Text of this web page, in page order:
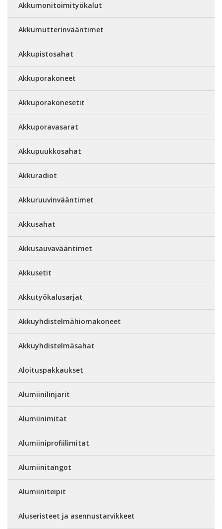
Akkumonitoimityökalut
Akkumutterinvääntimet
Akkupistosahat
Akkuporakoneet
Akkuporakonesetit
Akkuporavasarat
Akkupuukkosahat
Akkuradiot
Akkuruuvinvääntimet
Akkusahat
Akkusauvavääntimet
Akkusetit
Akkutyökalusarjat
Akkuyhdistelmähiomakoneet
Akkuyhdistelmäsahat
Aloituspakkaukset
Alumiinilinjarit
Alumiinimitat
Alumiiniprofiilimitat
Alumiinitangot
Alumiiniteipit
Aluseristeet ja asennustarvikkeet